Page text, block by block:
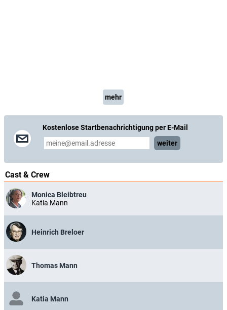
mehr
Kostenlose Startbenachrichtigung per E-Mail
weiter
Cast & Crew
Monica Bleibtreu
Katia Mann
Heinrich Breloer
Thomas Mann
Katia Mann